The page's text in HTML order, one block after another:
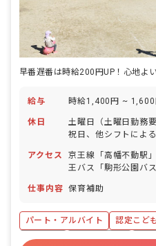
給与 時給1,400円 ~ 1,600
休日
土曜日（土曜日勤務
祝日、他シフトによ
※人員にゆとりを持
の相談もしやすく自
員の満足度が高いの
アクセス
京王線「高幡不動駅
王バス「駒形公園バ
車場自己手配：料金
仕事内容 保育補助
パート・アルバイト
認定こど
車通勤可
社会保険完備
有給